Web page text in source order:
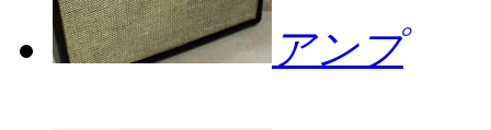
アンプ